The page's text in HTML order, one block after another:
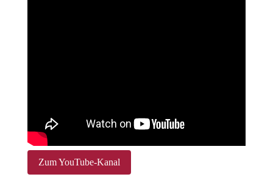
Zum YouTube-Kanal